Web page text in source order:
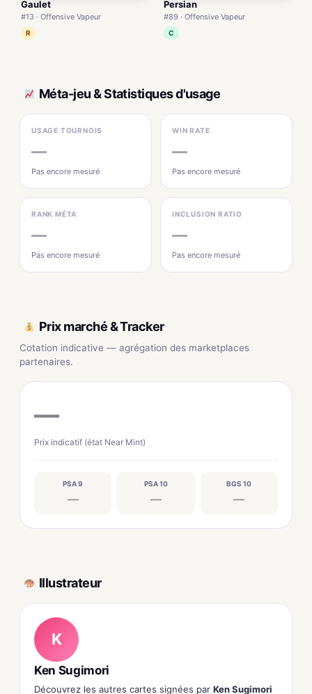
Gaulet
#13 · Offensive Vapeur
R
Persian
#89 · Offensive Vapeur
C
Méta-jeu & Statistiques d'usage
USAGE TOURNOIS
—
Pas encore mesuré
WIN RATE
—
Pas encore mesuré
RANK MÉTA
—
Pas encore mesuré
INCLUSION RATIO
—
Pas encore mesuré
Prix marché & Tracker
Cotation indicative — agrégation des marketplaces
partenaires.
—
Prix indicatif (état Near Mint)
PSA 9
—
PSA 10
—
BGS 10
—
Illustrateur
K
Ken Sugimori
Découvrez les autres cartes signées par Ken Sugimori